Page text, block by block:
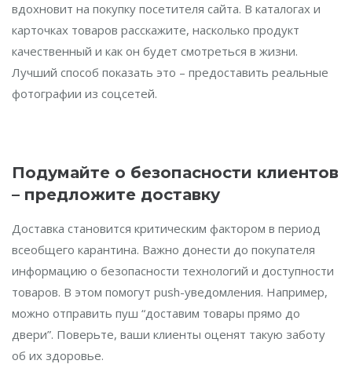
вдохновит на покупку посетителя сайта. В каталогах и
карточках товаров расскажите, насколько продукт
качественный и как он будет смотреться в жизни.
Лучший способ показать это – предоставить реальные
фотографии из соцсетей.
Подумайте о безопасности клиентов
– предложите доставку
Доставка становится критическим фактором в период
всеобщего карантина. Важно донести до покупателя
информацию о безопасности технологий и доступности
товаров. В этом помогут push-уведомления. Например,
можно отправить пуш “доставим товары прямо до
двери”. Поверьте, ваши клиенты оценят такую заботу
об их здоровье.